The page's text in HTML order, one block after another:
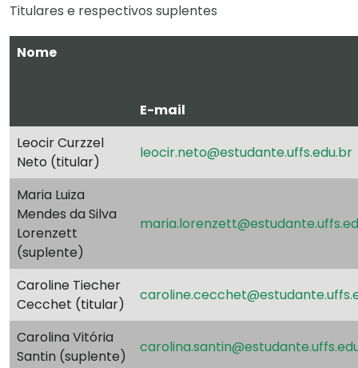
Titulares e respectivos suplentes
Nome
E-mail
Leocir Curzzel
Neto (titular)
leocir.neto@estudante.uffs.edu.br
Maria Luiza
Mendes da Silva
Lorenzett
(suplente)
Caroline Tiecher
Cecchet (titular)
Carolina Vitória
Santin (suplente)